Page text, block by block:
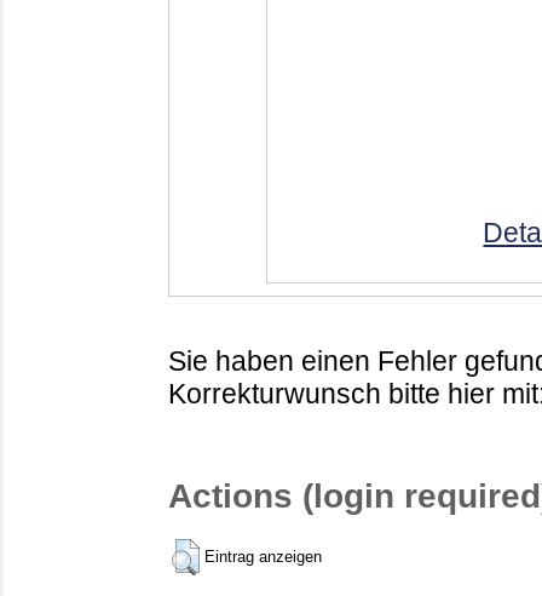
Sie haben einen Fehler
Korrekturwunsch bitte hier
Actions (login
Eintrag anzeigen